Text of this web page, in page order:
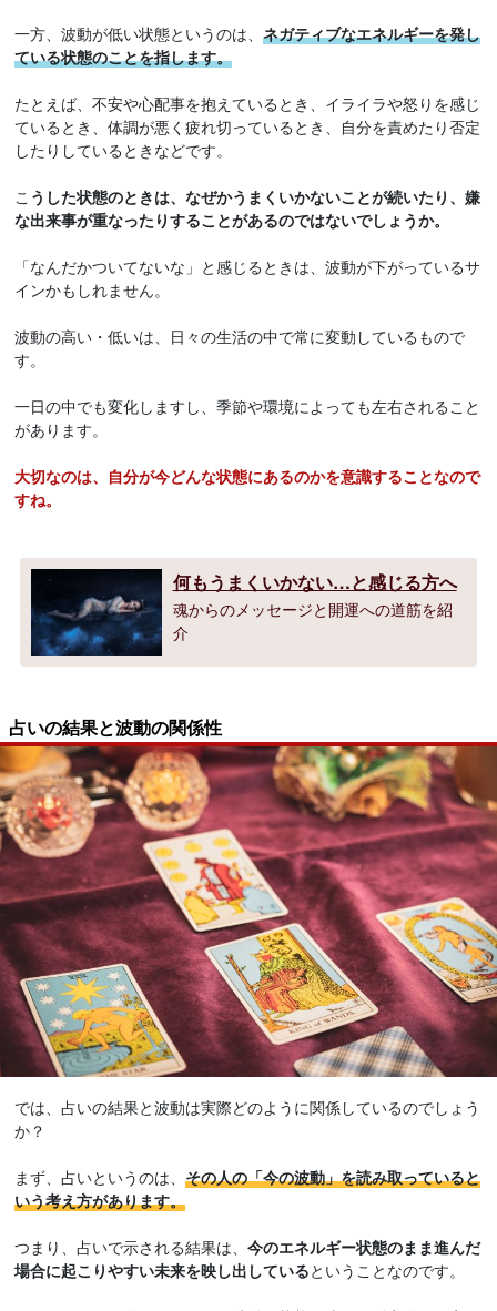
一方、波動が低い状態というのは、ネガティブなエネルギーを発し
ている状態のことを指します。
たとえば、不安や心配事を抱えているとき、イライラや怒りを感じ
ているとき、体調が悪く疲れ切っているとき、自分を責めたり否定
したりしているときなどです。
こ うした状態のときは、なぜかうまくいかないことが続いたり、嫌
な出来事が重なったりすることがあるのではないでしょうか。
「なんだかついてないな」と感じるときは、波動が下がっているサ
インかもしれません。
波動の高い・低いは、日々の生活の中で常に変動しているもので
す。
一日の中でも変化しますし、季節や環境によっても左右されること
があります。
大切なのは、自分が今どんな状態にあるのかを意識することなので
すね。
何もうまくいかない…と感じる方へ
魂からのメッセージと開運への道筋を紹
介
占いの結果と波動の関係性
では、占いの結果と波動は実際どのように関係しているのでしょう
か？
まず、占いというのは、その人の「今の波動」を読み取っていると
いう考え方があります。
つまり、占いで示される結果は、今のエネルギー状態のまま進んだ
場合に起こりやすい未来を映し出しているということなのです。